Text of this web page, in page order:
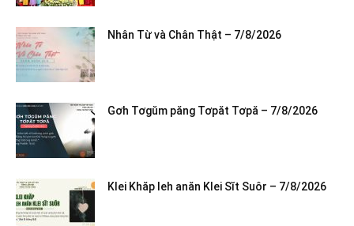
Nhân Từ và Chân Thật – 7/8/2026
Gơh Tơgŭm păng Tơpăt Tơpă – 7/8/2026
Klei Khăp leh anăn Klei Sĭt Suôr – 7/8/2026